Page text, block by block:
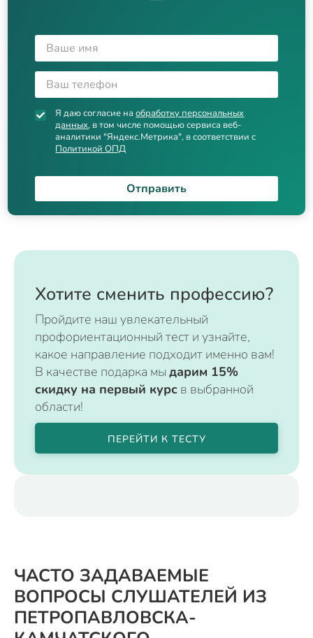
Я даю согласие наобработку персональных
данных, в том числе помощью сервиса веб-
аналитики "Яндекс.Метрика", в соответствии с
Политикой ОПД
Отправить
Хотите сменить профессию?
Пройдите наш увлекательный
профориентационный тест и узнайте,
какое направление подходит именно вам!
В качестве подарка мы дарим 15%
скидку на первый курс в выбранной
области!
ПЕРЕЙТИ К ТЕСТУ
ЧАСТО ЗАДАВАЕМЫЕ
ВОПРОСЫ СЛУШАТЕЛЕЙ ИЗ
ПЕТРОПАВЛОВСКА-